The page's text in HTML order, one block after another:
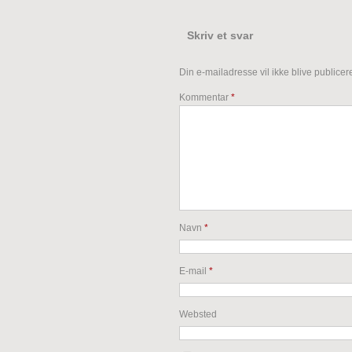
Skriv et svar
Din e-mailadresse vil ikke blive
Kommentar *
Navn *
E-mail *
Websted